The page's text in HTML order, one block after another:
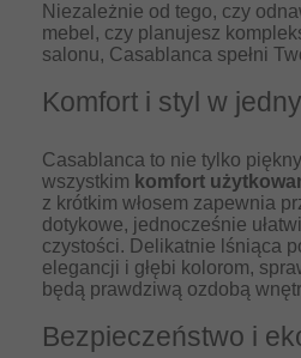
Niezależnie od tego, czy
mebel, czy planujesz
salonu, Casablanca spełni
Komfort i styl w
Casablanca to nie tylko
wszystkim komfort
z krótkim włosem zapewnia
dotykowe, jednocześnie
czystości. Delikatnie lśniąca
elegancji i głębi kolorom,
będą prawdziwą ozdobą
Bezpieczeństwo i